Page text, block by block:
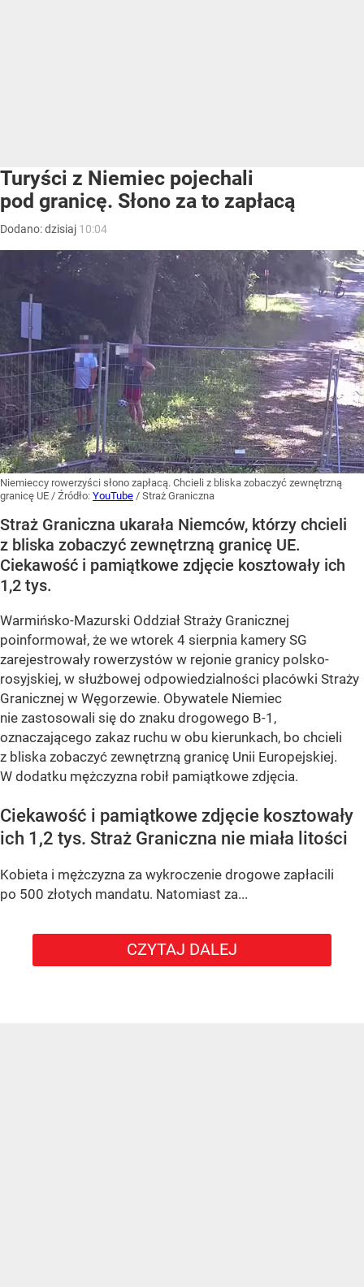
Turyści z Niemiec pojechali
pod granicę. Słono za to zapłacą
Dodano:dzisiaj 10:04
Niemieccy rowerzyści słono zapłacą. Chcieli z bliska zobaczyć zewnętrzną
granicę UE / Źródło: YouTube / Straż Graniczna
Straż Graniczna ukarała Niemców, którzy chcieli
z bliska zobaczyć zewnętrzną granicę UE.
Ciekawość i pamiątkowe zdjęcie kosztowały ich
1,2 tys.
Warmińsko-Mazurski Oddział Straży Granicznej
poinformował, że we wtorek 4 sierpnia kamery SG
zarejestrowały rowerzystów w rejonie granicy polsko-
rosyjskiej, w służbowej odpowiedzialności placówki Straży
Granicznej w Węgorzewie. Obywatele Niemiec
nie zastosowali się do znaku drogowego B-1,
oznaczającego zakaz ruchu w obu kierunkach, bo chcieli
z bliska zobaczyć zewnętrzną granicę Unii Europejskiej.
W dodatku mężczyzna robił pamiątkowe zdjęcia.
Ciekawość i pamiątkowe zdjęcie kosztowały
ich 1,2 tys. Straż Graniczna nie miała litości
Kobieta i mężczyzna za wykroczenie drogowe zapłacili
po 500 złotych mandatu. Natomiast za...
CZYTAJ DALEJ